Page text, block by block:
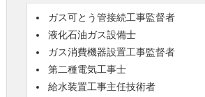
ガス可とう管接続工事監督者
液化石油ガス設備士
ガス消費機器設置工事監督者
第二種電気工事士
給水装置工事主任技術者